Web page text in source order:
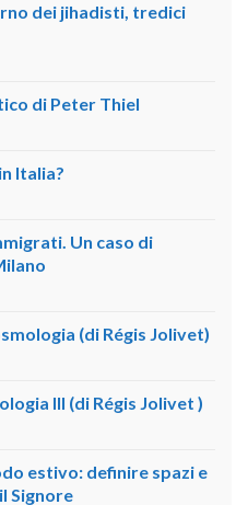
dei jihadisti, tredici
di Peter Thiel
Italia?
Un caso di
(di Régis Jolivet)
III (di Régis Jolivet )
estivo: definire spazi e
Signore